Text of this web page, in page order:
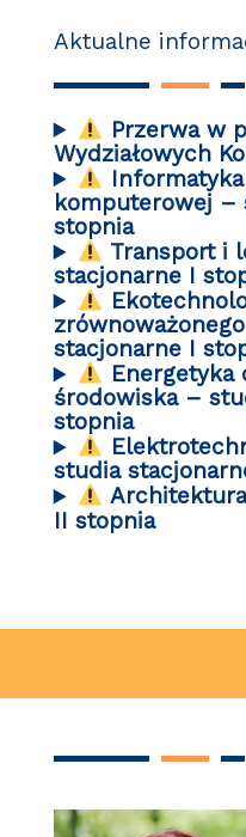
Aktualne
Przerwa w
Wydziałowych
komputerowej –
stopnia
Transport i
stacjonarne I
stacjonarne I
Energetyka
środowiska –
stopnia
studia
II stopnia